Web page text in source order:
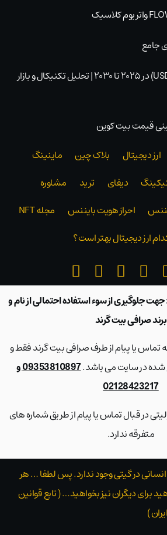
جامع
پیش‌بینی قیمت تتر (USDT) در ۲۰۲۵ تا ۲۰۳۰ | تحلیل تکنیکال و بازار
قیمت بیت کوین
ارز دیجیتال بلاک‌ چین
ماینینگ
دیفای ترید
مشاوره
احراز هویت بایننس
مجله NFT
ارز دیجیتال بهتر است؟
جلوگیری از سوء استفاده احتمالی از نام و
برند صرافی بیت گرند
تماس یا پیام از طرف صرافی بیت گرند فقط و
شده در سایت می باشد.
09353810897 و
02128423217
در قبال تماس یا پیام از طریق شماره های
متفرقه ندارد.
انسانی در گیتی وجود ندارد. پس لطفا … هر
برای دیگران نیز بخواهید… ( تابع قوانین
)